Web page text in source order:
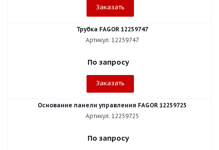
Заказать
Трубка FAGOR 12259747
Артикул: 12259747
По запросу
Заказать
Основание панели управления FAGOR 12259725
Артикул: 12259725
По запросу